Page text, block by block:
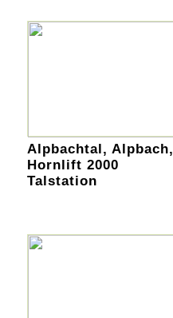
Alpbachtal, Alpbach,
Hornlift 2000
Talstation